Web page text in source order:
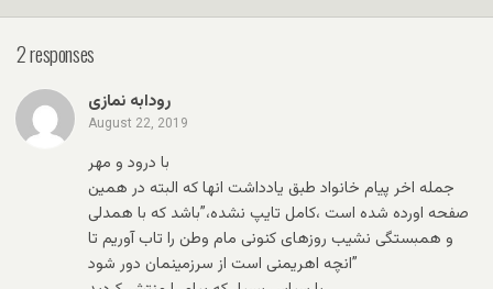
2 responses
رودابه نمازی
August 22, 2019
با درود و مهر
جمله اخر پیام خانواد طبق یادداشت انها که البته در همین
صفحه اورده شده است ،کامل تایپ نشده،”باشد که با همدلی
و همبستگی نشیب روزهای کنونی مام وطن را تاب آوریم تا
انچه اهریمنی است از سرزمینمان دور شود”